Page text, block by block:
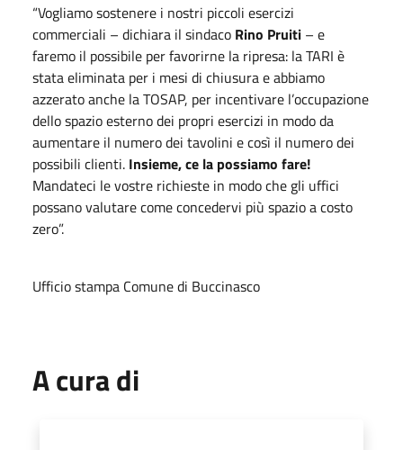
“Vogliamo sostenere i nostri piccoli esercizi
commerciali – dichiara il sindaco Rino Pruiti – e
faremo il possibile per favorirne la ripresa: la TARI è
stata eliminata per i mesi di chiusura e abbiamo
azzerato anche la TOSAP, per incentivare l’occupazione
dello spazio esterno dei propri esercizi in modo da
aumentare il numero dei tavolini e così il numero dei
possibili clienti. Insieme, ce la possiamo fare!
Mandateci le vostre richieste in modo che gli uffici
possano valutare come concedervi più spazio a costo
zero”.
Ufficio stampa Comune di Buccinasco
A cura di